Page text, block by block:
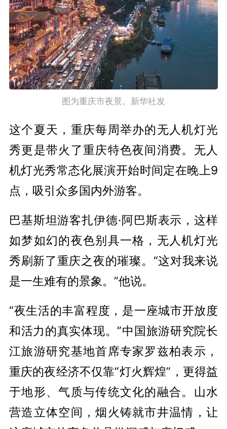
图为重庆市夜景。新华社发
这个夏天，重庆每周举办的无人机灯光
秀更是带火了重庆特色夜间消费。无人
机灯光秀常态化展演开始时间定在晚上9
点，吸引众多国内外游客。
巴基斯坦游客扎伊德·阿巴斯表示，这样
如梦如幻的夜色别具一格，无人机灯光
秀刷新了重庆之夜的璀璨。“这对我来说
是一生难有的景象。”他说。
“夜生活的丰富程度，是一座城市开放度
和活力的真实体现。”中国旅游研究院长
江旅游研究基地首席专家罗兹柏表示，
重庆的夜经济不仅靠“灯火辉煌”，更得益
于地形、气质与传统文化的融合。山水
营造立体空间，烟火铸就市井温情，让